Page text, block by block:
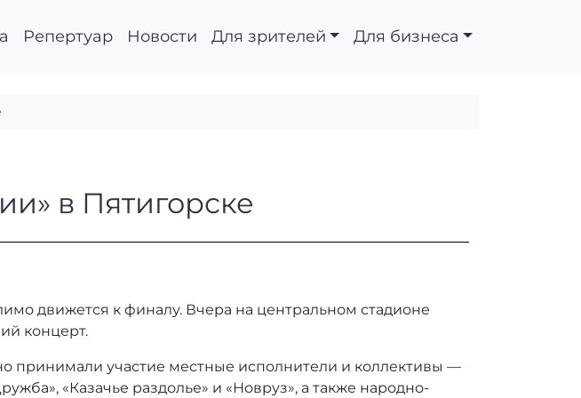
Репертуар Новости Для зрителей Для бизнеса
в Пятигорске
в Пятигорске
движется к финалу. Вчера на центральном стадионе
концерт.
участие местные исполнители и коллективы —
«Казачье раздолье» и «Новруз», а также народно-